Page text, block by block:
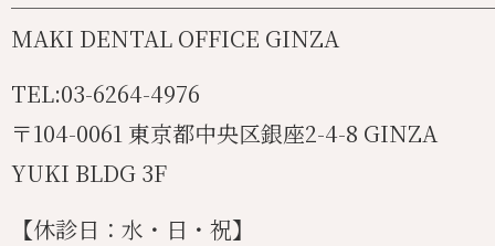
MAKI DENTAL OFFICE GINZA
TEL:03-6264-4976
〒104-0061 東京都中央区銀座2-4-8 GINZA
YUKI BLDG 3F
【休診日：水・日・祝】